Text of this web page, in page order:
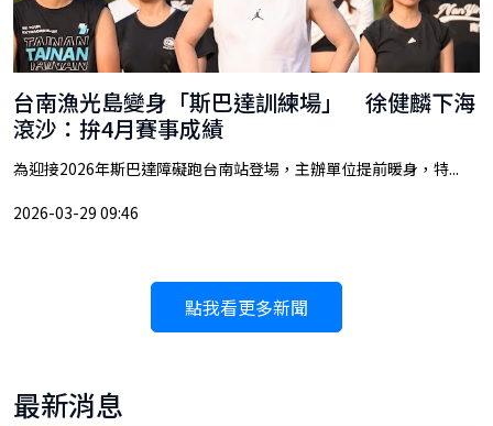
台南漁光島變身「斯巴達訓練場」 徐健麟下海
滾沙：拚4月賽事成績
為迎接2026年斯巴達障礙跑台南站登場，主辦單位提前暖身，特...
2026-03-29 09:46
點我看更多新聞
最新消息